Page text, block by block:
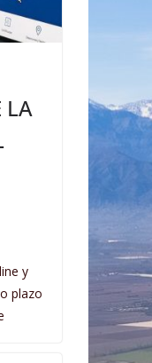
LA
y
plazo